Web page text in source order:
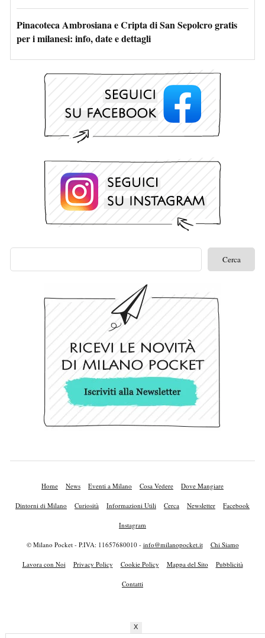
Pinacoteca Ambrosiana e Cripta di San Sepolcro gratis
per i milanesi: info, date e dettagli
Home News Eventi a Milano Cosa Vedere Dove Mangiare
Dintorni di Milano Curiosità Informazioni Utili Cerca Newsletter Facebook
Instagram
© Milano Pocket - P.IVA: 11657680010 - info@milanopocket.it Chi Siamo
Lavora con Noi Privacy Policy Cookie Policy Mappa del Sito Pubblicità
Contatti
X